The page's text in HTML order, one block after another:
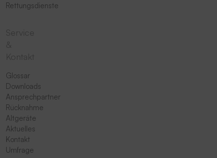
Rettungsdienste
Glossar
Downloads
Ansprechpartner
Rücknahme
Altgeräte
Aktuelles
Kontakt
Umfrage